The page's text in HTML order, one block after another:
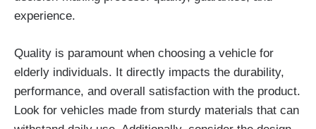
experience.
Quality is paramount when choosing a vehicle for
elderly individuals. It directly impacts the durability,
performance, and overall satisfaction with the product.
Look for vehicles made from sturdy materials that can